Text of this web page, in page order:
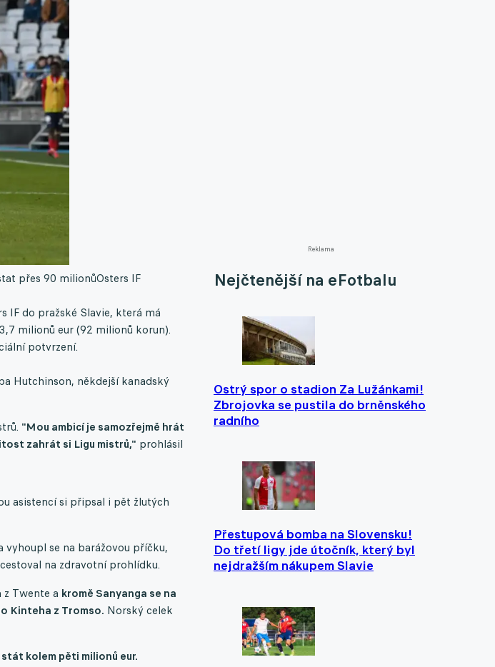
Reklama
Nejčtenější na eFotbalu
Ostrý spor o stadion Za Lužánkami!
Zbrojovka se pustila do brněnského
radního
Přestupová bomba na Slovensku!
Do třetí ligy jde útočník, který byl
nejdražším nákupem Slavie
přes 90 milionůOsters IF
IF do pražské Slavie, která má
milionů eur (92 milionů korun).
potvrzení.
Hutchinson, někdejší kanadský
"Mou ambicí je samozřejmě hrát
zahrát si Ligu mistrů," prohlásil
asistencí si připsal i pět žlutých
vyhoupl se na barážovou příčku,
na zdravotní prohlídku.
Twente a kromě Sanyanga se na
Kinteha z Tromso. Norský celek
kolem pěti milionů eur.